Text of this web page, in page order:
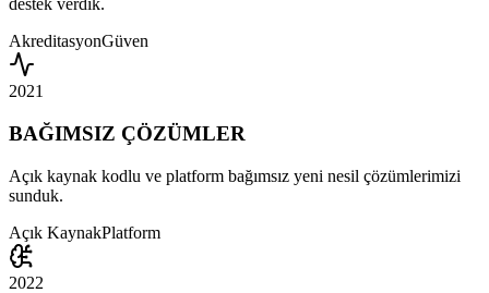
destek verdik.
AkreditasyonGüven
2021
BAĞIMSIZ ÇÖZÜMLER
Açık kaynak kodlu ve platform bağımsız yeni nesil çözümlerimizi
sunduk.
Açık KaynakPlatform
2022